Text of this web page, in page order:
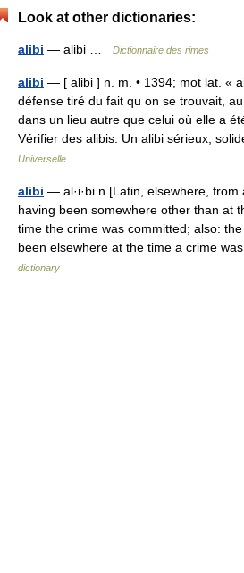
Look at other dictionaries:
alibi — alibi … Dictionnaire des rimes
alibi — [ alibi ] n. m. • 1394; mot lat. «
défense tiré du fait qu on se trouvait,
dans un lieu autre que celui où elle a
Vérifier des alibis. Un alibi sérieux,
Universelle
alibi — al·i·bi n [Latin, elsewhere,
having been somewhere other than at
time the crime was committed; also:
been elsewhere at the time a crime
dictionary